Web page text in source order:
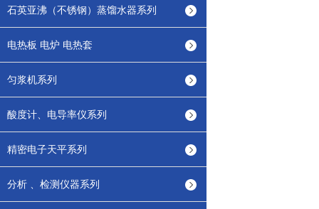
石英亚沸（不锈钢）蒸馏水器系列
电热板 电炉 电热套
匀浆机系列
酸度计、电导率仪系列
精密电子天平系列
分析 、检测仪器系列